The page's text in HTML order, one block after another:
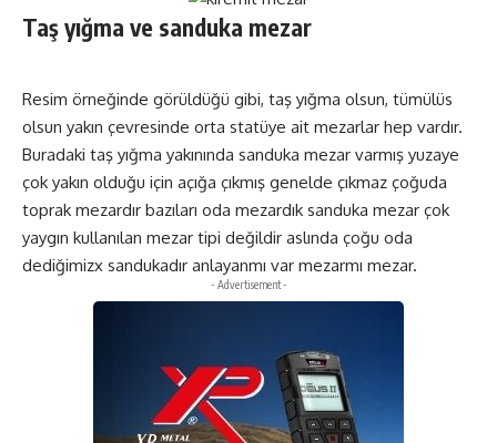
Taş yığma ve sanduka mezar
Resim örneğinde görüldüğü gibi, taş yığma olsun, tümülüs
olsun yakın çevresinde orta statüye ait mezarlar hep vardır.
Buradaki taş yığma yakınında sanduka mezar varmış yuzaye
çok yakın olduğu için açığa çıkmış genelde çıkmaz çoğuda
toprak mezardır bazıları oda mezardık sanduka mezar çok
yaygın kullanılan mezar tipi değildir aslında çoğu oda
dediğimizx sandukadır anlayanmı var mezarmı mezar.
- Advertisement -